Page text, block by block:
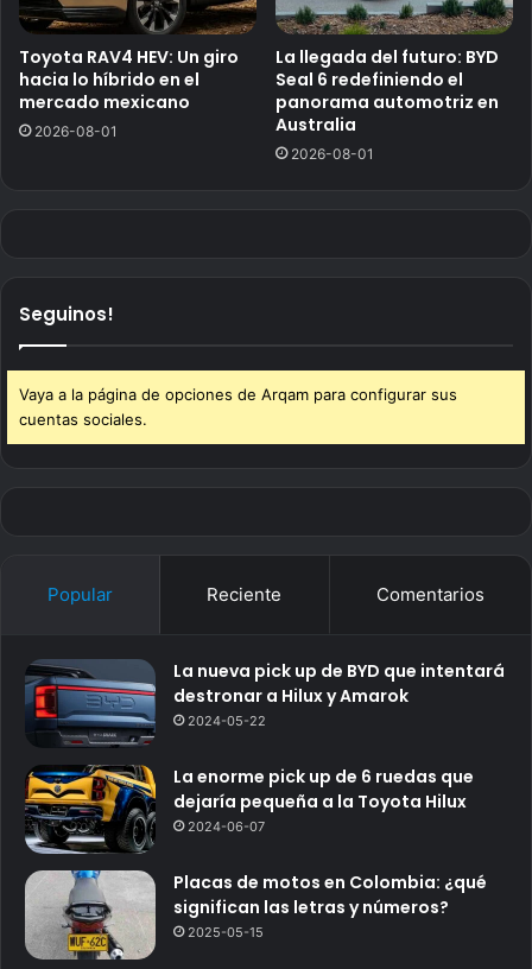
Toyota RAV4 HEV: Un giro
hacia lo híbrido en el
mercado mexicano
2026-08-01
La llegada del futuro: BYD
Seal 6 redefiniendo el
panorama automotriz en
Australia
2026-08-01
Seguinos!
Vaya a la página de opciones de Arqam para configurar sus
cuentas sociales.
Popular Reciente Comentarios
La nueva pick up de BYD que intentará
destronar a Hilux y Amarok
2024-05-22
La enorme pick up de 6 ruedas que
dejaría pequeña a la Toyota Hilux
2024-06-07
Placas de motos en Colombia: ¿qué
significan las letras y números?
2025-05-15